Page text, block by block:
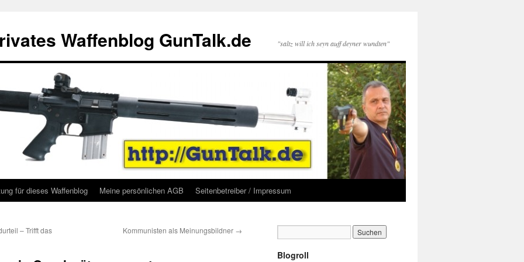
Waffenblog GunTalk.de "saltz will ich seyn auff deyner wundten"
für dieses Waffenblog Meine persönlichen AGB Seitenbetreiber / Impressum
– Trifft das
Kommunisten als Meinungsbildner →
Blogroll